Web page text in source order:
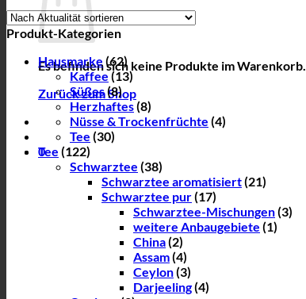
Es befinden sich keine Produkte im Warenkorb.
Zurück zum Shop
0
Produkt-Kategorien
Hausmarke(62)
Kaffee(13)
Süßes(8)
Herzhaftes(8)
Nüsse & Trockenfrüchte (4)
Tee (30)
Tee (122)
Schwarztee (38)
Schwarztee aromatisiert(21)
Schwarztee pur(17)
Schwarztee-Mischungen(3)
weitere Anbaugebiete (1)
China(2)
Assam(4)
Ceylon(3)
Darjeeling(4)